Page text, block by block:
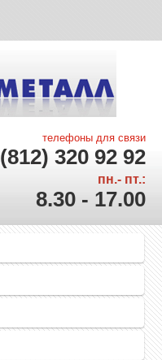
телефоны для связи
(812) 320 92 92
пн.- пт.:
8.30 - 17.00